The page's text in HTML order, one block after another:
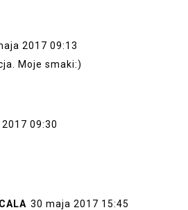
2017 09:13
Moje smaki:)
09:30
30 maja 2017 15:45